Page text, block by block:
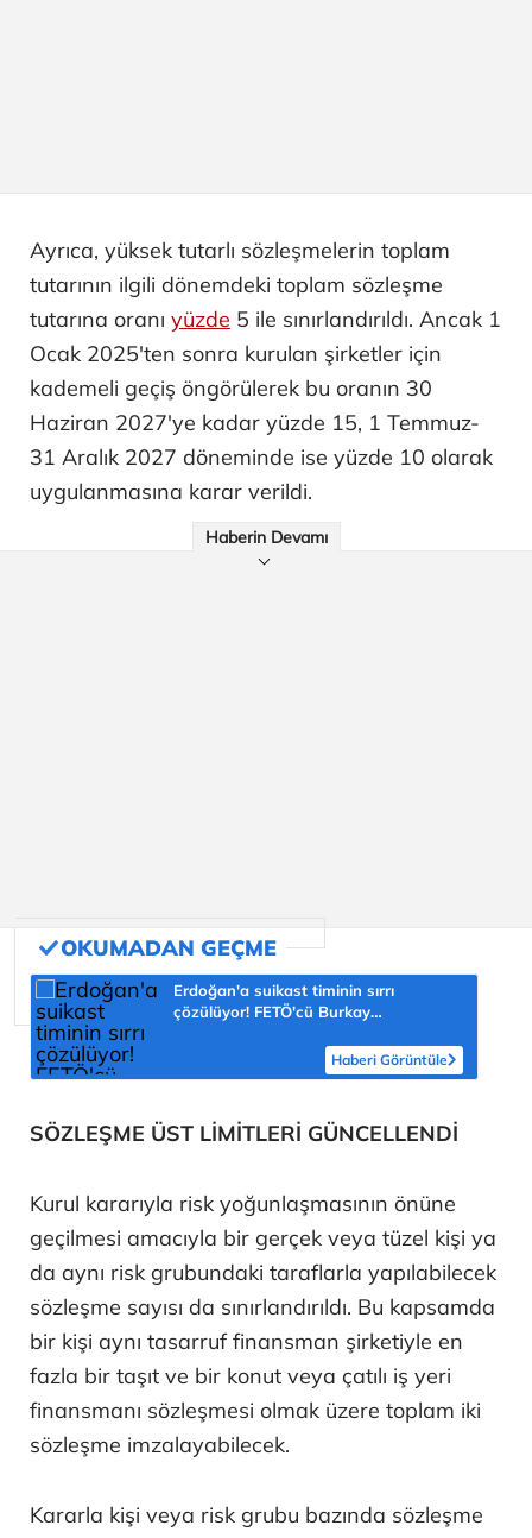
Ayrıca, yüksek tutarlı sözleşmelerin toplam
tutarının ilgili dönemdeki toplam sözleşme
tutarına oranı yüzde 5 ile sınırlandırıldı. Ancak 1
Ocak 2025'ten sonra kurulan şirketler için
kademeli geçiş öngörülerek bu oranın 30
Haziran 2027'ye kadar yüzde 15, 1 Temmuz-
31 Aralık 2027 döneminde ise yüzde 10 olarak
uygulanmasına karar verildi.
Haberin Devamı
Erdoğan'a suikast timinin sırrı
çözülüyor! FETÖ'cü Burkay
Haberi Görüntüle
SÖZLEŞME ÜST LİMİTLERİ GÜNCELLENDİ
Kurul kararıyla risk yoğunlaşmasının önüne
geçilmesi amacıyla bir gerçek veya tüzel kişi ya
da aynı risk grubundaki taraflarla yapılabilecek
sözleşme sayısı da sınırlandırıldı. Bu kapsamda
bir kişi aynı tasarruf finansman şirketiyle en
fazla bir taşıt ve bir konut veya çatılı iş yeri
finansmanı sözleşmesi olmak üzere toplam iki
sözleşme imzalayabilecek.
Kararla kişi veya risk grubu bazında sözleşme